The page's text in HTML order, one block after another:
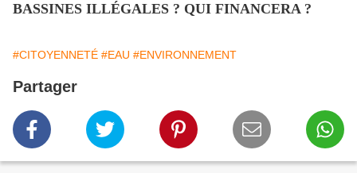
BASSINES ILLÉGALES ? QUI FINANCERA ?
#CITOYENNETÉ #EAU #ENVIRONNEMENT
Partager